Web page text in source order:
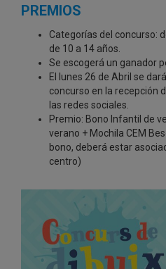
PREMIOS
Categorías del concurso:
de 10 a 14 años.
Se escogerá un ganador
El lunes 26 de Abril se
concurso en la recepción
las redes sociales.
Premio: Bono Infantil de
verano + Mochila CEM
bono, deberá estar
centro)